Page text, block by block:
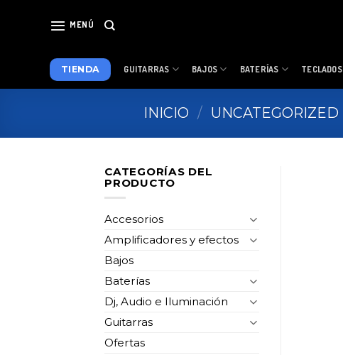
MENÚ
TIENDA GUITARRAS BAJOS BATERÍAS TECLADOS
INICIO / UNCATEGORIZED
CATEGORÍAS DEL
PRODUCTO
Accesorios
Amplificadores y efectos
Bajos
Baterías
Dj, Audio e Iluminación
Guitarras
Ofertas